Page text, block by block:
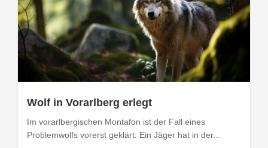
Wolf in Vorarlberg erlegt
Im vorarlbergischen Montafon ist der Fall eines
Problemwolfs vorerst geklärt: Ein Jäger hat in der...